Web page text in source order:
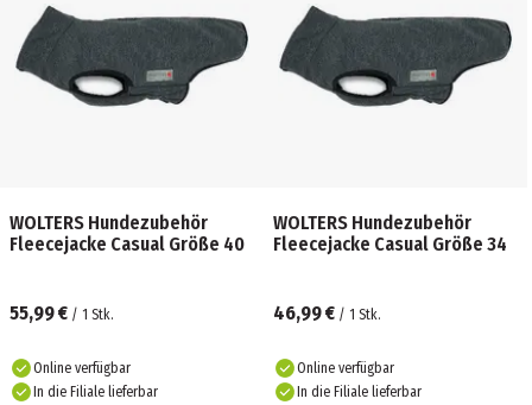
WOLTERS Hundezubehör
Fleecejacke Casual Größe 40
55,99 € / 1 Stk.
Online verfügbar
In die Filiale lieferbar
WOLTERS Hundezubehör
Fleecejacke Casual Größe 34
46,99 € / 1 Stk.
Online verfügbar
In die Filiale lieferbar